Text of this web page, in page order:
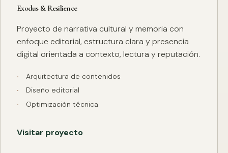
Exodus & Resilience
Proyecto de narrativa cultural y memoria con
enfoque editorial, estructura clara y presencia
digital orientada a contexto, lectura y reputación.
Arquitectura de contenidos
Diseño editorial
Optimización técnica
Visitar proyecto